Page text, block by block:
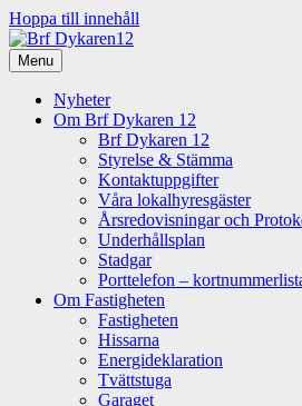
Hoppa till innehåll
Menu
Nyheter
Om Brf Dykaren 12
Brf Dykaren 12
Styrelse & Stämma
Kontaktuppgifter
Våra lokalhyresgäster
Årsredovisningar och
Underhållsplan
Stadgar
Porttelefon –
Om Fastigheten
Fastigheten
Hissarna
Energideklaration
Tvättstuga
Garaget